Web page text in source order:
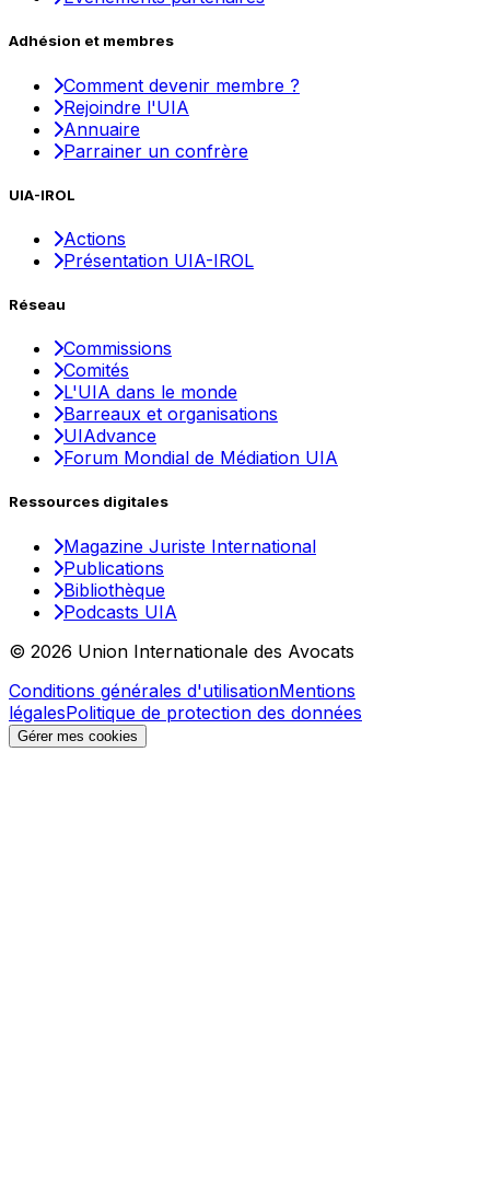
Adhésion et membres
Comment devenir membre ?
Rejoindre l'UIA
Annuaire
Parrainer un confrère
UIA-IROL
Actions
Présentation UIA-IROL
Réseau
Commissions
Comités
L'UIA dans le monde
Barreaux et organisations
UIAdvance
Forum Mondial de Médiation UIA
Ressources digitales
Magazine Juriste International
Publications
Bibliothèque
Podcasts UIA
© 2026 Union Internationale des Avocats
Conditions générales d'utilisationMentions
légalesPolitique de protection des données
Gérer mes cookies